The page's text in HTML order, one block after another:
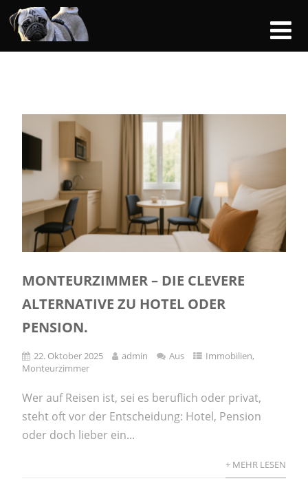
MONTEURZIMMER – DIE CLEVERE
ALTERNATIVE ZU HOTEL ODER
PENSION.
22. Oktober 2025 admin Aus Immobilien,
Monteurzimmer
Wer auf Reisen ist, sei es beruflich oder privat,
steht oft vor der Entscheidung: Hotel, Pension
oder doch lieber ein...
+ MEHR LESEN